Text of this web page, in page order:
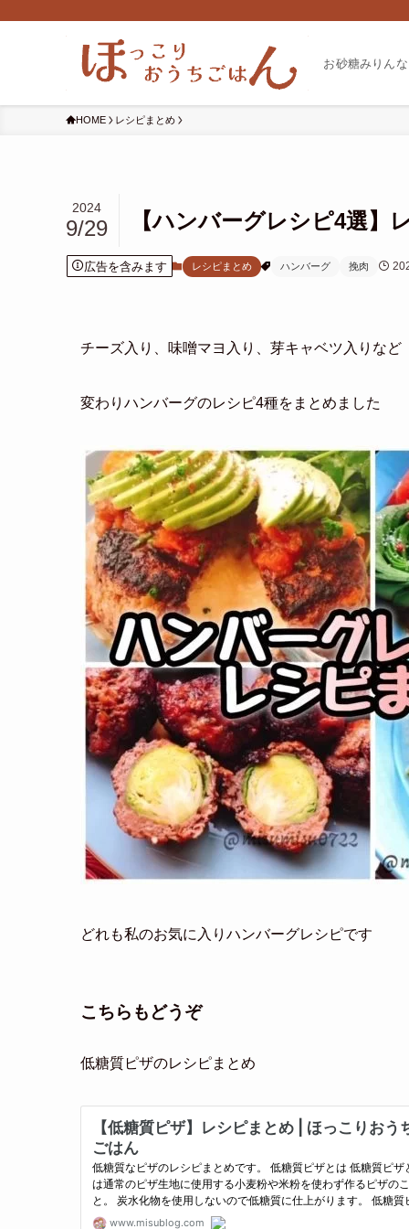
お砂糖みりん
HOME レシピまとめ
【ハンバーグレシピ4選】
2024
9/29
広告を含みます レシピまとめ ハンバーグ 挽肉
チーズ入り、味噌マヨ入り、芽キャベツ入りなど
変わりハンバーグのレシピ4種をまとめました
どれも私のお気に入りハンバーグレシピです
こちらもどうぞ
低糖質ピザのレシピまとめ